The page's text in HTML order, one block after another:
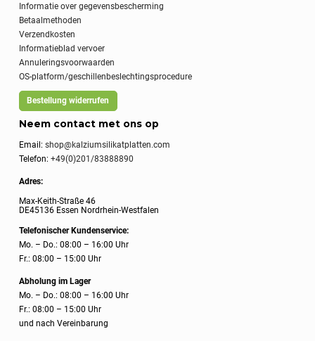
Informatie over gegevensbescherming
Betaalmethoden
Verzendkosten
Informatieblad vervoer
Annuleringsvoorwaarden
OS-platform/geschillenbeslechtingsprocedure
Bestellung widerrufen
Neem contact met ons op
Email:shop@kalziumsilikatplatten.com
Telefon:+49(0)201/83888890
Adres:
Max-Keith-Straße 46
DE45136 Essen Nordrhein-Westfalen
Telefonischer Kundenservice:
Mo. – Do.: 08:00 – 16:00 Uhr
Fr.: 08:00 – 15:00 Uhr
Abholung im Lager
Mo. – Do.: 08:00 – 16:00 Uhr
Fr.: 08:00 – 15:00 Uhr
und nach Vereinbarung